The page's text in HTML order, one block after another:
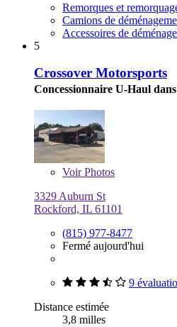
Remorques et
Camions de
Accessoires de
5
Crossover Motorsports
Concessionnaire U-Haul
VoirPhotos
3329 Auburn St
Rockford, IL 61101
(815) 977-8477
Fermé aujourd'hui
9
Distance estimée
3,8 milles